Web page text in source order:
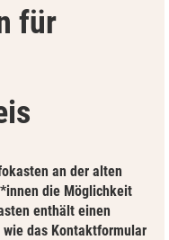
für
an der alten
die Möglichkeit
enthält einen
das Kontaktformular